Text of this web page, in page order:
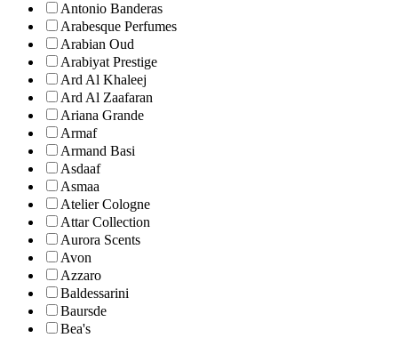
Antonio Banderas
Arabesque Perfumes
Arabian Oud
Arabiyat Prestige
Ard Al Khaleej
Ard Al Zaafaran
Ariana Grande
Armaf
Armand Basi
Asdaaf
Asmaa
Atelier Cologne
Attar Collection
Aurora Scents
Avon
Azzaro
Baldessarini
Baursde
Bea's